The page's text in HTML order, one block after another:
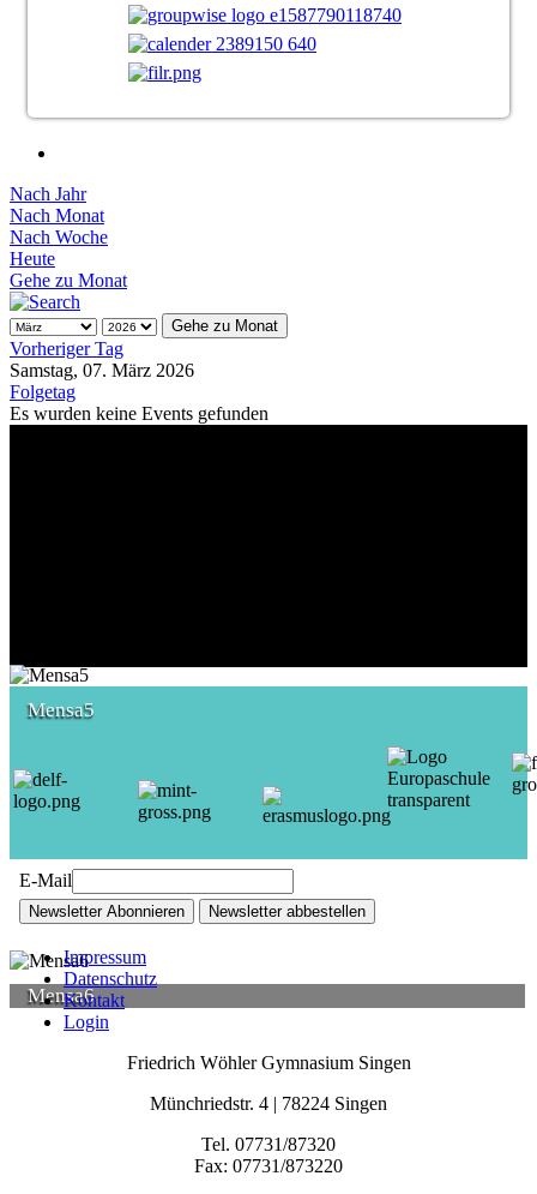
Nach Jahr
Nach Monat
Nach Woche
Heute
Gehe zu Monat
Gehe zu Monat
Vorheriger Tag
Samstag, 07. März 2026
Folgetag
Es wurden keine Events gefunden
Mensa5
Mensa6
E-Mail
Newsletter Abonnieren Newsletter abbestellen
Impressum
Datenschutz
Kontakt
Login
Friedrich Wöhler Gymnasium Singen
Münchriedstr. 4 | 78224 Singen
Tel. 07731/87320
Fax: 07731/873220